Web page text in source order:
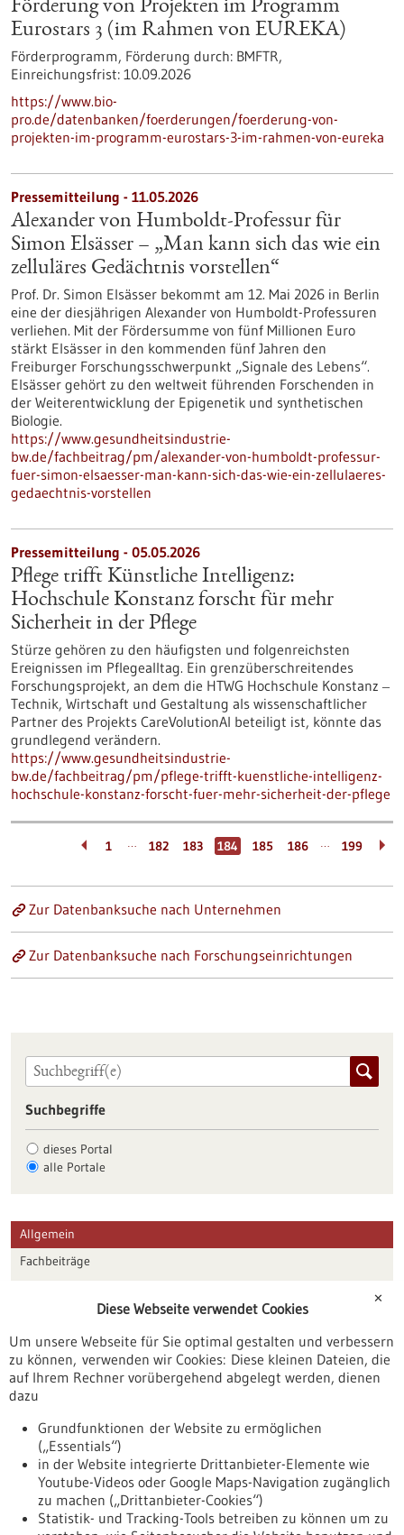
Förderung von Projekten im Programm
Eurostars 3 (im Rahmen von EUREKA)
Förderprogramm, Förderung durch: BMFTR,
Einreichungsfrist: 10.09.2026
https://www.bio-
pro.de/datenbanken/foerderungen/foerderung-von-
projekten-im-programm-eurostars-3-im-rahmen-von-eureka
Pressemitteilung - 11.05.2026
Alexander von Humboldt-Professur für
Simon Elsässer – „Man kann sich das wie ein
zelluläres Gedächtnis vorstellen“
Prof. Dr. Simon Elsässer bekommt am 12. Mai 2026 in Berlin
eine der diesjährigen Alexander von Humboldt-Professuren
verliehen. Mit der Fördersumme von fünf Millionen Euro
stärkt Elsässer in den kommenden fünf Jahren den
Freiburger Forschungsschwerpunkt „Signale des Lebens“.
Elsässer gehört zu den weltweit führenden Forschenden in
der Weiterentwicklung der Epigenetik und synthetischen
Biologie.
https://www.gesundheitsindustrie-
bw.de/fachbeitrag/pm/alexander-von-humboldt-professur-
fuer-simon-elsaesser-man-kann-sich-das-wie-ein-zellulaeres-
gedaechtnis-vorstellen
Pressemitteilung - 05.05.2026
Pflege trifft Künstliche Intelligenz:
Hochschule Konstanz forscht für mehr
Sicherheit in der Pflege
Stürze gehören zu den häufigsten und folgenreichsten
Ereignissen im Pflegealltag. Ein grenzüberschreitendes
Forschungsprojekt, an dem die HTWG Hochschule Konstanz ‒
Technik, Wirtschaft und Gestaltung als wissenschaftlicher
Partner des Projekts CareVolutionAI beteiligt ist, könnte das
grundlegend verändern.
https://www.gesundheitsindustrie-
bw.de/fachbeitrag/pm/pflege-trifft-kuenstliche-intelligenz-
hochschule-konstanz-forscht-fuer-mehr-sicherheit-der-pflege
1 … 182 183 184 185 186 … 199
Zur Datenbanksuche nach Unternehmen
Zur Datenbanksuche nach Forschungseinrichtungen
Suchbegriffe
dieses Portal
alle Portale
Allgemein
Fachbeiträge
Veranstaltungen
Erscheinungsdatum
✕
Diese Webseite verwendet Cookies
Um unsere Webseite für Sie optimal gestalten und verbessern
zu können, verwenden wir Cookies: Diese kleinen Dateien, die
auf Ihrem Rechner vorübergehend abgelegt werden, dienen
dazu
Grundfunktionen der Website zu ermöglichen
(„Essentials“)
in der Website integrierte Drittanbieter-Elemente wie
Youtube-Videos oder Google Maps-Navigation zugänglich
zu machen („Drittanbieter-Cookies“)
Statistik- und Tracking-Tools betreiben zu können um zu